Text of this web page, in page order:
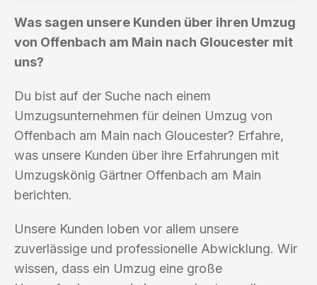
Was sagen unsere Kunden über ihren Umzug
von Offenbach am Main nach Gloucester mit
uns?
Du bist auf der Suche nach einem
Umzugsunternehmen für deinen Umzug von
Offenbach am Main nach Gloucester? Erfahre,
was unsere Kunden über ihre Erfahrungen mit
Umzugskönig Gärtner Offenbach am Main
berichten.
Unsere Kunden loben vor allem unsere
zuverlässige und professionelle Abwicklung. Wir
wissen, dass ein Umzug eine große